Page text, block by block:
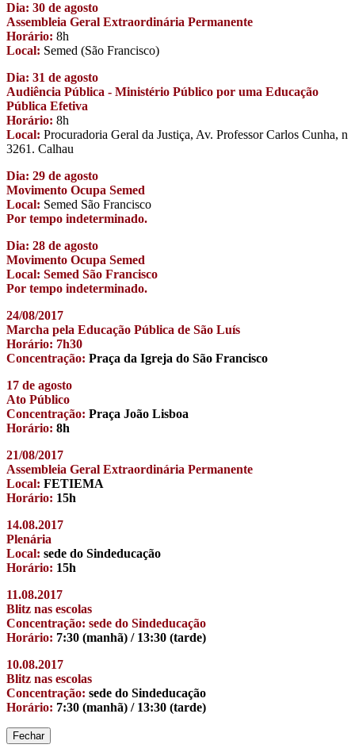
Dia: 30 de agosto
Assembleia Geral Extraordinária Permanente
Horário: 8h
Local: Semed (São Francisco)
Dia: 31 de agosto
Audiência Pública - Ministério Público por uma Educação
Pública Efetiva
Horário: 8h
Local: Procuradoria Geral da Justiça, Av. Professor Carlos Cunha, n
3261. Calhau
Dia: 29 de agosto
Movimento Ocupa Semed
Local: Semed São Francisco
Por tempo indeterminado.
Dia: 28 de agosto
Movimento Ocupa Semed
Local: Semed São Francisco
Por tempo indeterminado.
24/08/2017
Marcha pela Educação Pública de São Luís
Horário: 7h30
Concentração: Praça da Igreja do São Francisco
17 de agosto
Ato Público
Concentração: Praça João Lisboa
Horário: 8h
21/08/2017
Assembleia Geral Extraordinária Permanente
Local: FETIEMA
Horário: 15h
14.08.2017
Plenária
Local: sede do Sindeducação
Horário: 15h
11.08.2017
Blitz nas escolas
Concentração: sede do Sindeducação
Horário: 7:30 (manhã) / 13:30 (tarde)
10.08.2017
Blitz nas escolas
Concentração: sede do Sindeducação
Horário: 7:30 (manhã) / 13:30 (tarde)
Fechar